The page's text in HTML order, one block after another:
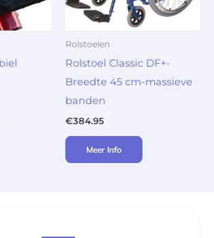
Rolstoelen
Rolstoel Classic DF+-
Breedte 45 cm-massieve
banden
€384.95
Meer Info